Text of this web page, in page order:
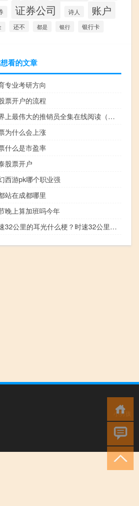
证券公司 诗人 账户
还不 都是 银行 银行卡
看的文章
专业考研方向
票开户的流程
世界上最伟大的推销员全集在线阅读（世界上最伟大的推销员全集）
为什么会上涨
什么是市盈率
股票开户
西游pk哪个职业强
站在成都哪里
晚上算加班吗今年
时速32公里的耳光什么梗？时速32公里的耳光是什么意思什么梗
小男孩